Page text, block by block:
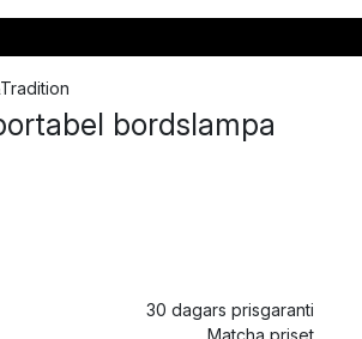
bordslampa
30 dagars prisgaranti
Matcha priset